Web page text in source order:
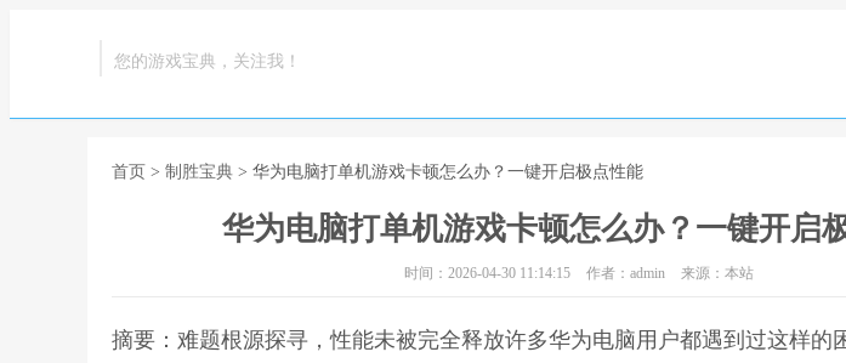
您的游戏宝典，关注我！
首页 > 制胜宝典 > 华为电脑打单机游戏卡顿怎么办？一键开启极点性能
华为电脑打单机游戏卡顿怎么办？一键开启
时间：2026-04-30 11:14:15 作者：admin 来源：本站
摘要：难题根源探寻，性能未被完全释放许多华为电脑用户都遇到过这样的